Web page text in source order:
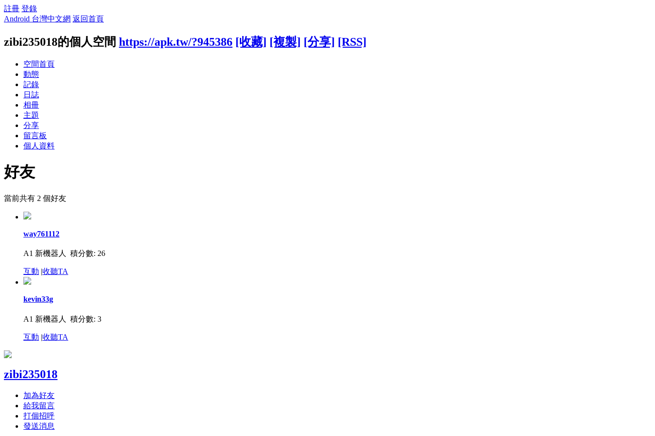
註冊 登錄
Android 台灣中文網 返回首頁
zibi235018的個人空間 https://apk.tw/?945386 [收藏] [複製] [分享] [RSS]
空間首頁
動態
記錄
日誌
相冊
主題
分享
留言板
個人資料
好友
當前共有 2 個好友
way761112
A1 新機器人 積分數: 26
互動 |收聽TA
kevin33g
A1 新機器人 積分數: 3
互動 |收聽TA
zibi235018
加為好友
給我留言
打個招呼
發送消息